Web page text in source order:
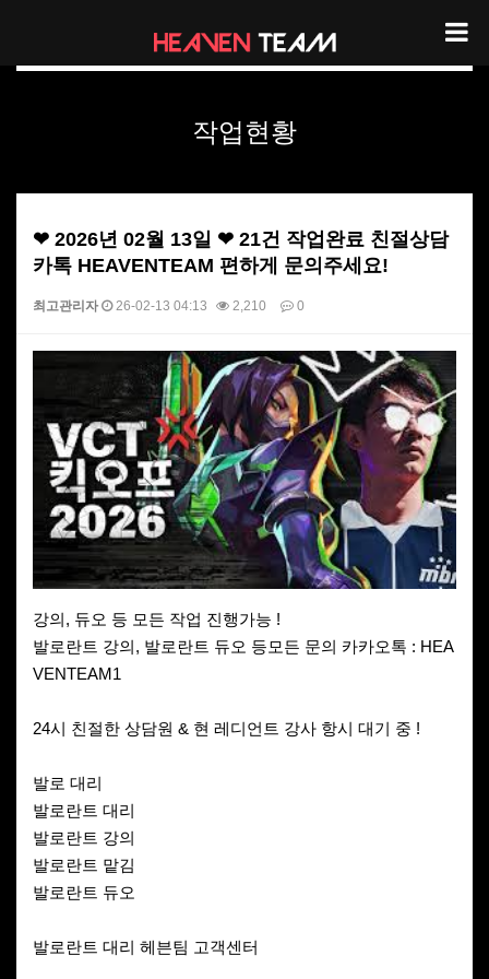
헤븐팀 작업현황
작업현황
❤ 2026년 02월 13일 ❤ 21건 작업완료 친절상담
카톡 HEAVENTEAM 편하게 문의주세요!
최고관리자 26-02-13 04:13 2,210 0
강의, 듀오 등 모든 작업 진행가능 !
발로란트 강의, 발로란트 듀오 등모든 문의 카카오톡 : HEA
VENTEAM1
24시 친절한 상담원 & 현 레디언트 강사 항시 대기 중 !
발로 대리
발로란트 대리
발로란트 강의
발로란트 맡김
발로란트 듀오
발로란트 대리 헤븐팀 고객센터